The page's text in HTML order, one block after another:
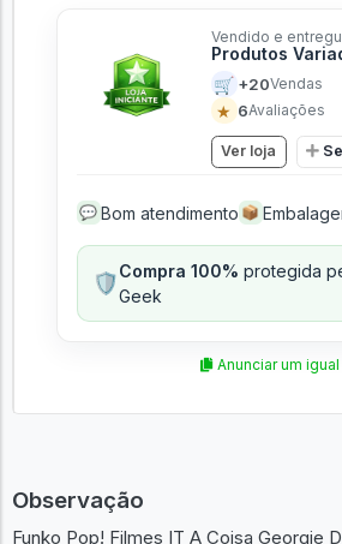
Vendido e
Produtos
🛒 +20Vendas
★ 6Avaliações
Ver loja
💬 Bom atendimento 📦
🛡️Compra 100% protegida
Geek
Anunciar um igual
Observação
Funko Pop! Filmes IT A Coisa Georgie